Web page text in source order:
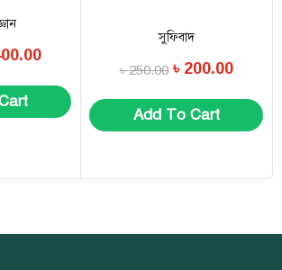
সুফিবাদ
৳250.00 ৳ 200.00
Add To Cart